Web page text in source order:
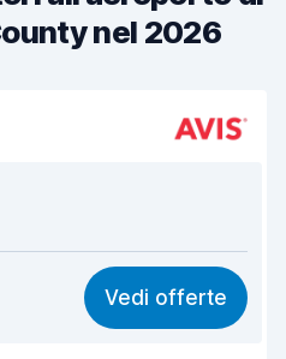
nel 2026
8,1
8,2
Vedi offerte